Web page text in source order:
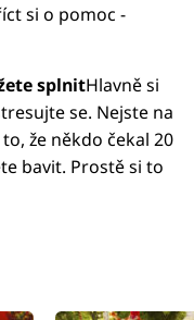
si o pomoc -
splnitHlavně si
se. Nejste na
že někdo čekal 20
bavit. Prostě si to